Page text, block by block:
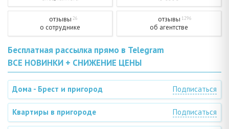
отзывы 26
о сотруднике
отзывы 1296
об агентстве
Бесплатная рассылка прямо в Telegram
ВСЕ НОВИНКИ + СНИЖЕНИЕ ЦЕНЫ
Дома - Брест и пригород Подписаться
Квартиры в пригороде Подписаться